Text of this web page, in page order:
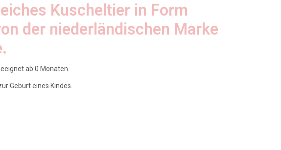
Kuscheltier in Form
der niederländischen Marke
ab 0 Monaten.
Geburt eines Kindes.